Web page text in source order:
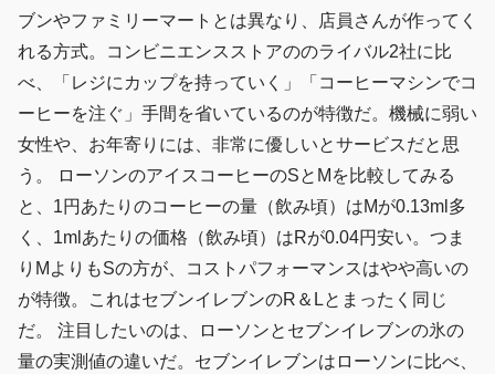
ブンやファミリーマートとは異なり、店員さんが作ってく
れる方式。コンビニエンスストアののライバル2社に比
べ、「レジにカップを持っていく」「コーヒーマシンでコ
ーヒーを注ぐ」手間を省いているのが特徴だ。機械に弱い
女性や、お年寄りには、非常に優しいとサービスだと思
う。 ローソンのアイスコーヒーのSとMを比較してみる
と、1円あたりのコーヒーの量（飲み頃）はMが0.13ml多
く、1mlあたりの価格（飲み頃）はRが0.04円安い。つま
りMよりもSの方が、コストパフォーマンスはやや高いの
が特徴。これはセブンイレブンのR＆Lとまったく同じ
だ。 注目したいのは、ローソンとセブンイレブンの氷の
量の実測値の違いだ。セブンイレブンはローソンに比べ、